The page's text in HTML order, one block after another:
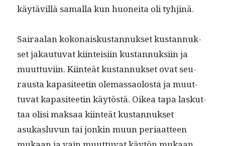
käytävil­lä samal­la kun huonei­ta oli tyhjinä.
Sairaalan kokon­aiskus­tan­nuk­set kus­tan­nuk­
set jakau­tu­vat kiin­teisi­in kus­tan­nuk­si­in ja
muut­tuvi­in. Kiin­teät kus­tan­nuk­set ovat seu­
raus­ta kap­a­siteetin ole­mas­saolosta ja muut­
tuvat kap­a­siteetin käytöstä. Oikea tapa laskut­
taa olisi mak­saa kiin­teät kus­tan­nuk­set
asukaslu­vun tai jonkin muun peri­aat­teen